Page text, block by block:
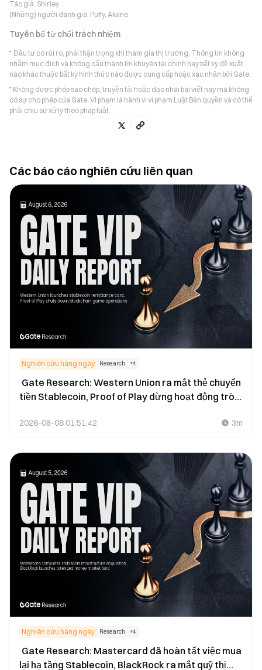
Tác giả: Shirley
(Những) người đánh giá: Puffy, Akane
Tuyên bố từ chối trách nhiệm
* Đầu tư có rủi ro, phải thận trọng khi tham gia thị trường. Thông tin không
nhằm mục đích và không cấu thành lời khuyên tài chính hay bất kỳ đề xuất
nào khác thuộc bất kỳ hình thức nào được cung cấp hoặc xác nhận bởi Gate.
* Không được phép sao chép, truyền tải hoặc đạo nhái bài viết này mà không
có sự cho phép của Gate. Vi phạm là hành vi vi phạm Luật Bản quyền và có thể
phải chịu sự xử lý theo pháp luật.
Các báo cáo nghiên cứu liên quan
Nghiên cứu hàng ngày Research +4
Gate Research: Western Union ra mắt thẻ chuyển
tiền Stablecoin, Proof of Play dừng hoạt động trò
2026-08-06 01:51:42 3m
Nghiên cứu hàng ngày Research +4
Gate Research: Mastercard đã hoàn tất việc mua
lại hạ tầng Stablecoin, BlackRock ra mắt quỹ thị